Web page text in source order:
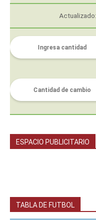
ESPACIO PUBLICITARIO
TABLA DE FUTBOL